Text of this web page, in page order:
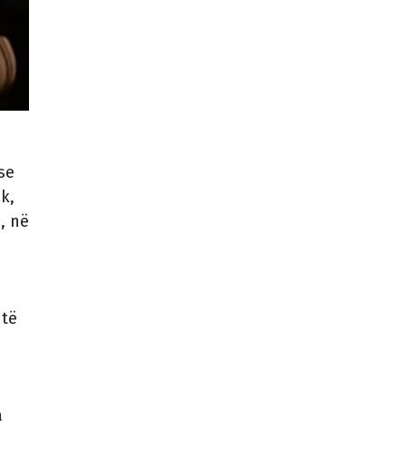
në